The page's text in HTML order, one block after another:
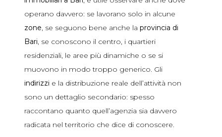
operano davvero: se lavorano solo in alcune
zone, se seguono bene anche la provincia di
Bari, se conoscono il centro, i quartieri
residenziali, le aree più dinamiche o se si
muovono in modo troppo generico. Gli
indirizzi e la distribuzione reale dell’attività non
sono un dettaglio secondario: spesso
raccontano quanto quell’agenzia sia davvero
radicata nel territorio che dice di conoscere.